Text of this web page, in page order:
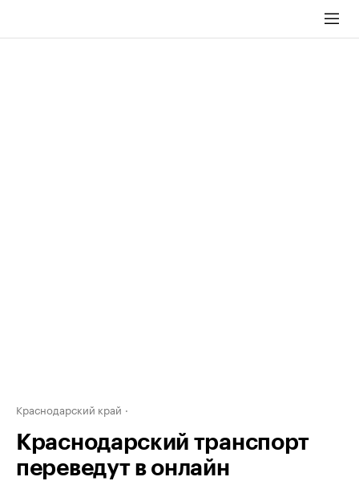
Краснодарский край
Краснодарский транспорт
переведут в онлайн